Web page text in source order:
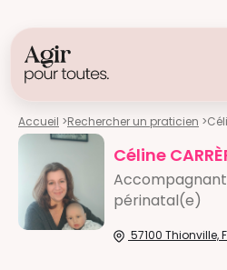
Accueil >Rechercher un praticien >
Céline
périnatal(e)
57100 Thionville,